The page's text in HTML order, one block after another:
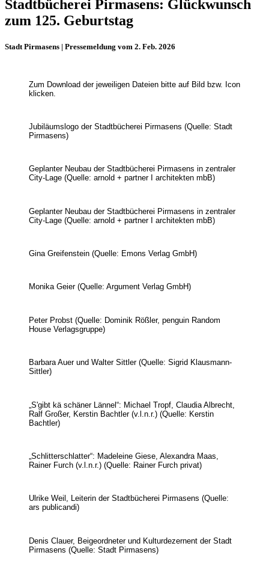
Stadtbücherei Pirmasens: Glückwunsch
zum 125. Geburtstag
Stadt Pirmasens | Pressemeldung vom 2. Feb. 2026
Zum Download der jeweiligen Dateien bitte auf Bild bzw. Icon
klicken.
Jubiläumslogo der Stadtbücherei Pirmasens (Quelle: Stadt
Pirmasens)
Geplanter Neubau der Stadtbücherei Pirmasens in zentraler
City-Lage (Quelle: arnold + partner I architekten mbB)
Geplanter Neubau der Stadtbücherei Pirmasens in zentraler
City-Lage (Quelle: arnold + partner I architekten mbB)
Gina Greifenstein (Quelle: Emons Verlag GmbH)
Monika Geier (Quelle: Argument Verlag GmbH)
Peter Probst (Quelle: Dominik Rößler, penguin Random
House Verlagsgruppe)
Barbara Auer und Walter Sittler (Quelle: Sigrid Klausmann-
Sittler)
„S'gibt kä schäner Lännel“: Michael Tropf, Claudia Albrecht,
Ralf Großer, Kerstin Bachtler (v.l.n.r.) (Quelle: Kerstin
Bachtler)
„Schlitterschlatter“: Madeleine Giese, Alexandra Maas,
Rainer Furch (v.l.n.r.) (Quelle: Rainer Furch privat)
Ulrike Weil, Leiterin der Stadtbücherei Pirmasens (Quelle:
ars publicandi)
Denis Clauer, Beigeordneter und Kulturdezernent der Stadt
Pirmasens (Quelle: Stadt Pirmasens)